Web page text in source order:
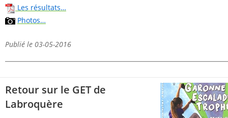
Les résultats…
Photos…
Publié le 03-05-2016
Retour sur le GET de
Labroquère